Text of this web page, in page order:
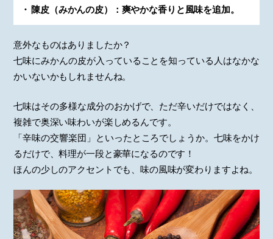
陳皮（みかんの皮）：爽やかな香りと風味を追加。
意外なものはありましたか？
七味にみかんの皮が入っていることを知っている人はなかな
かいないかもしれませんね。
七味はその多様な成分のおかげで、ただ辛いだけではなく、
複雑で奥深い味わいが楽しめるんです。
「辛味の交響楽団」といったところでしょうか。七味をかけ
るだけで、料理が一段と豪華になるのです！
ほんの少しのアクセントでも、味の風味が変わりますよね。